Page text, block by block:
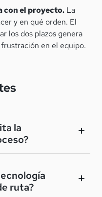
con el proyecto. La
y en qué orden. El
los dos plazos genera
en el equipo.
la
ruta?